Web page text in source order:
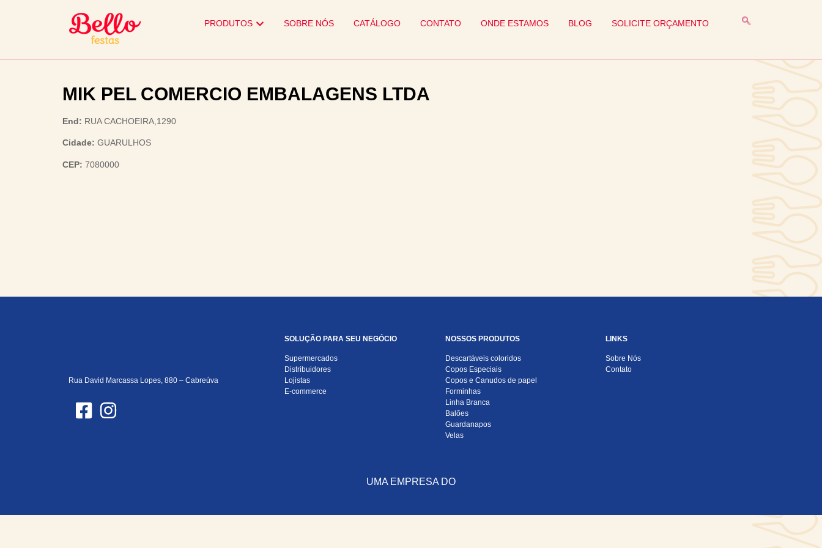
PRODUTOS SOBRE NÓS CATÁLOGO CONTATO ONDE ESTAMOS BLOG SOLICITE ORÇAMENTO
MIK PEL COMERCIO EMBALAGENS LTDA
End: RUA CACHOEIRA,1290
Cidade: GUARULHOS
CEP: 7080000
Rua David Marcassa Lopes, 880 – Cabreúva
SOLUÇÃO PARA SEU NEGÓCIO
Supermercados
Distribuidores
Lojistas
E-commerce
NOSSOS PRODUTOS
Descartáveis coloridos
Copos Especiais
Copos e Canudos de papel
Forminhas
Linha Branca
Balões
Guardanapos
Velas
LINKS
Sobre Nós
Contato
UMA EMPRESA DO